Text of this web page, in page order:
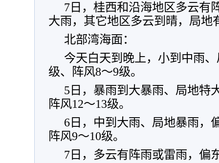
7日，桂西和沿海地区多云有
大雨，其它地区多云到晴，局地
北部湾海面：
今天白天到晚上，小到中雨
级、阵风8～9级。
5日，暴雨到大暴雨、局地特
阵风12～13级。
6日，中到大雨、局地暴雨，
阵风9～10级。
7日，多云有阵雨或雷雨，偏